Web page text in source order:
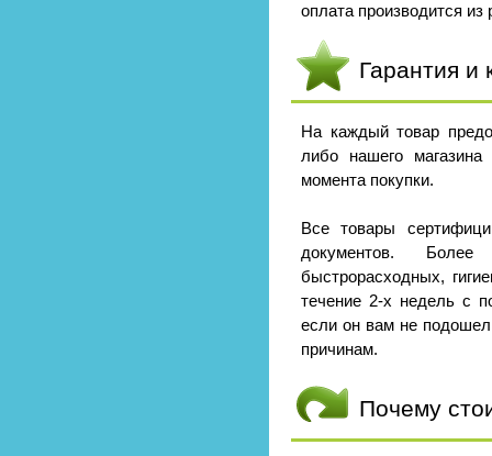
оплата производится из
Гарантия и
На каждый товар
либо нашего
момента покупки.
Все товары
документов.
быстрорасходных,
течение 2-х недель с
если он вам не
причинам.
Почему